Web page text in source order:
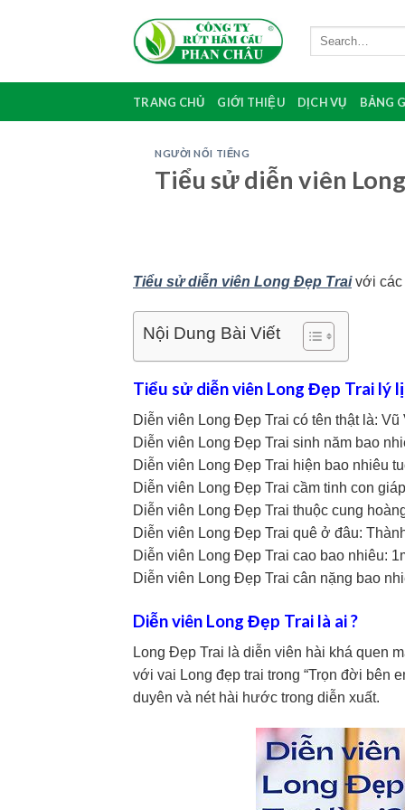
TRANG CHỦ GIỚI THIỆU DỊCH VỤ BẢNG
NGƯỜI NỔI TIẾNG
Tiểu sử diễn viên
Tiểu sử diễn viên Long Đẹp Traivới các
Nội Dung Bài Viết
Tiểu sử diễn viên Long Đẹp Trai lý
Diễn viên Long Đẹp Trai có tên thật là: Vũ
Diễn viên Long Đẹp Trai sinh năm bao
Diễn viên Long Đẹp Trai hiện bao nhiêu
Diễn viên Long Đẹp Trai cầm tinh con
Diễn viên Long Đẹp Trai thuộc cung
Diễn viên Long Đẹp Trai quê ở đâu:
Diễn viên Long Đẹp Trai cao bao nhiêu:
Diễn viên Long Đẹp Trai cân nặng bao
Diễn viên Long Đẹp Trai là ai ?
Long Đẹp Trai là diễn viên hài khá quen
với vai Long đẹp trai trong “Trọn đời bên
duyên và nét hài hước trong diễn xuất.